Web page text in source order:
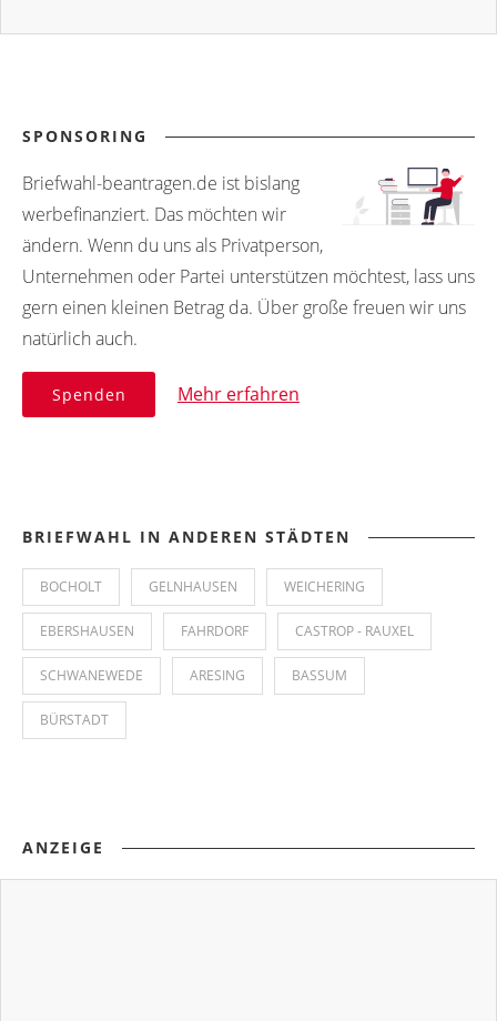
SPONSORING
Briefwahl-beantragen.de ist bislang
werbefinanziert. Das möchten wir
ändern. Wenn du uns als Privatperson,
Unternehmen oder Partei unterstützen möchtest, lass uns
gern einen kleinen Betrag da. Über große freuen wir uns
natürlich auch.
Spenden Mehr erfahren
BRIEFWAHL IN ANDEREN STÄDTEN
BOCHOLT GELNHAUSEN WEICHERING
EBERSHAUSEN FAHRDORF CASTROP - RAUXEL
SCHWANEWEDE ARESING BASSUM
BÜRSTADT
ANZEIGE